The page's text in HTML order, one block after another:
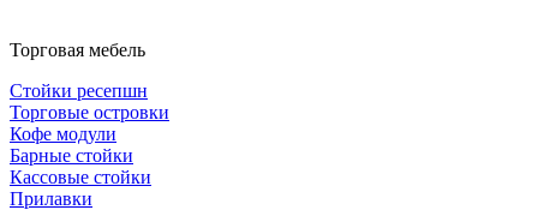
Торговая мебель
Стойки ресепшн
Торговые островки
Кофе модули
Барные стойки
Кассовые стойки
Прилавки